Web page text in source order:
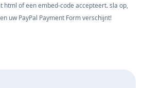
html of een embed-code accepteert. sla op,
uw PayPal Payment Form verschijnt!